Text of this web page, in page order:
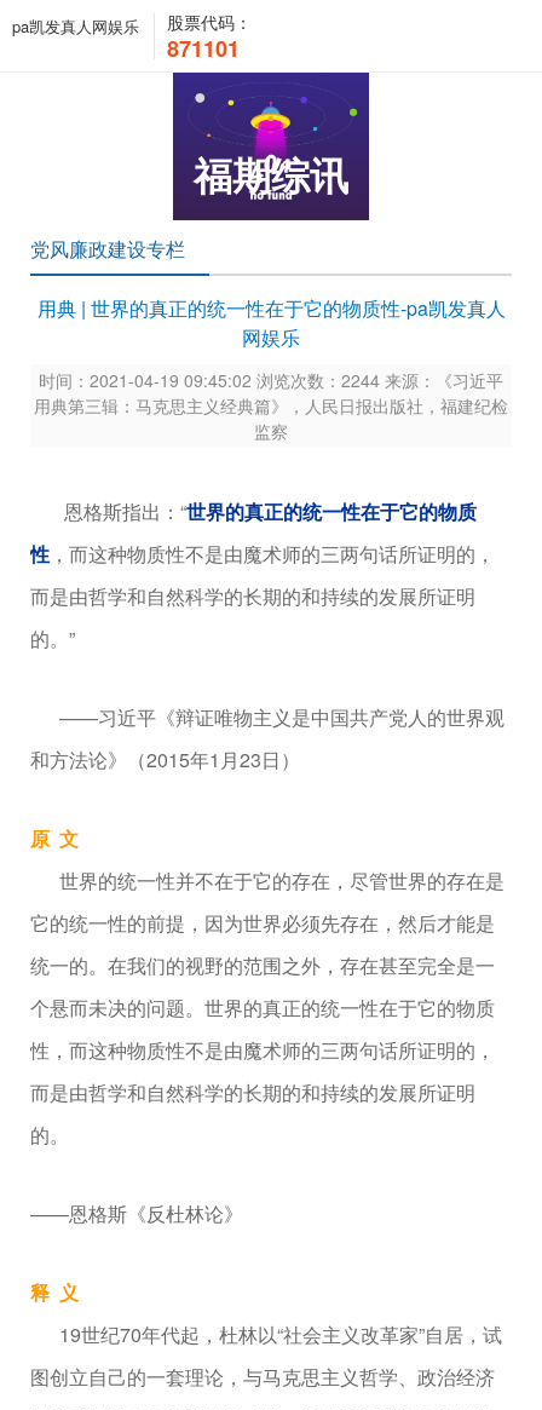
pa凯发真人网娱乐 股票代码：
871101
福期综讯
党风廉政建设专栏
用典 | 世界的真正的统一性在于它的物质性-pa凯发真人
网娱乐
时间：2021-04-19 09:45:02 浏览次数：2244 来源：《习近平
用典第三辑：马克思主义经典篇》，人民日报出版社，福建纪检
监察
恩格斯指出：“世界的真正的统一性在于它的物质
性 ，而这种物质性不是由魔术师的三两句话所证明的，
而是由哲学和自然科学的长期的和持续的发展所证明
的。”
——习近平《辩证唯物主义是中国共产党人的世界观
和方法论》（2015年1月23日）
原 文
世界的统一性并不在于它的存在，尽管世界的存在是
它的统一性的前提，因为世界必须先存在，然后才能是
统一的。在我们的视野的范围之外，存在甚至完全是一
个悬而未决的问题。世界的真正的统一性在于它的物质
性，而这种物质性不是由魔术师的三两句话所证明的，
而是由哲学和自然科学的长期的和持续的发展所证明
的。
——恩格斯《反杜林论》
释 义
19世纪70年代起，杜林以“社会主义改革家”自居，试
图创立自己的一套理论，与马克思主义哲学、政治经济